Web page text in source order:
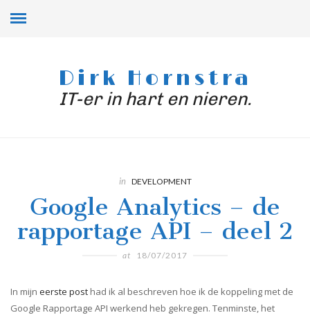
Dirk Hornstra
IT-er in hart en nieren.
in DEVELOPMENT
Google Analytics – de
rapportage API – deel 2
at 18/07/2017
In mijn eerste post had ik al beschreven hoe ik de koppeling met de
Google Rapportage API werkend heb gekregen. Tenminste, het